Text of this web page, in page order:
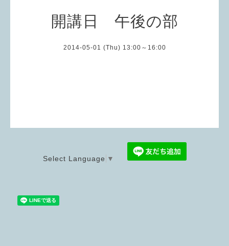
開講日 午後の部
2014-05-01 (Thu) 13:00～16:00
Select Language ▼